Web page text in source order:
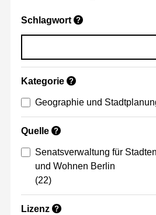
Schlagwort ?
Kategorie ?
Geographie und
Quelle ?
Senatsverwaltung für
und Wohnen Berlin
(22)
Lizenz ?